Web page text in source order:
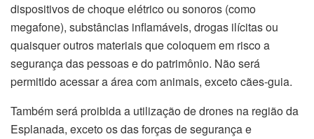
dispositivos de choque elétrico ou sonoros (como
megafone), substâncias inflamáveis, drogas ilícitas ou
quaisquer outros materiais que coloquem em risco a
segurança das pessoas e do patrimônio. Não será
permitido acessar a área com animais, exceto cães-guia.
Também será proibida a utilização de drones na região da
Esplanada, exceto os das forças de segurança e